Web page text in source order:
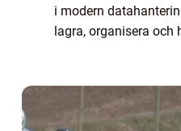
i modern
lagra, organisera